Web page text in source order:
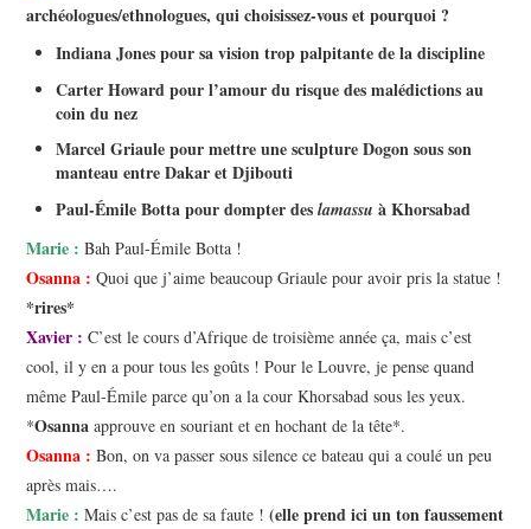
archéologues/ethnologues, qui choisissez-vous et pourquoi ?
Indiana Jones pour sa vision trop palpitante de la discipline
Carter Howard pour l’amour du risque des malédictions au
coin du nez
Marcel Griaule pour mettre une sculpture Dogon sous son
manteau entre Dakar et Djibouti
Paul-Émile Botta pour dompter des lamassuà Khorsabad
Marie :Bah Paul-Émile Botta !
Osanna : Quoi que j’aime beaucoup Griaule pour avoir pris la statue !
*rires*
Xavier :C’est le cours d’Afrique de troisième année ça, mais c’est
cool, il y en a pour tous les goûts ! Pour le Louvre, je pense quand
même Paul-Émile parce qu’on a la cour Khorsabad sous les yeux.
*Osanna approuve en souriant et en hochant de la tête*.
Osanna : Bon, on va passer sous silence ce bateau qui a coulé un peu
après mais….
Marie :Mais c’est pas de sa faute !(elle prend ici un ton faussement